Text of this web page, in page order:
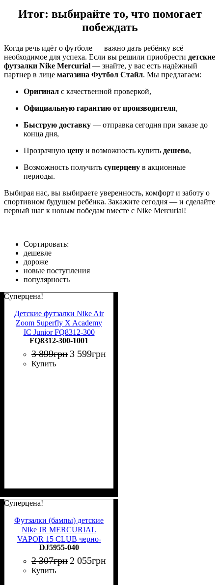
Итог: выбирайте то, что помогает
побеждать
Когда речь идёт о футболе — важно дать ребёнку всё
необходимое для успеха. Если вы решили приобрести детские
футзалки Nike Mercurial — знайте, у вас есть надёжный
партнер в лице магазина Футбол Стайл. Мы предлагаем:
Оригинал с качественной проверкой,
Официальную гарантию от производителя,
Быструю доставку — отправка сегодня при заказе до
конца дня,
Прозрачную цену и возможность купить дешево,
Возможность получить суперцену в акционные
периоды.
Выбирая нас, вы выбираете уверенность, комфорт и заботу о
спортивном будущем ребёнка. Закажите сегодня — и сделайте
первый шаг к новым победам вместе с Nike Mercurial!
Сортировать:
дешевле
дороже
новые поступления
популярность
Суперцена!
Детские футзалки Nike Air
Zoom Superfly X Academy
IC Junior FQ8312-300
FQ8312-300-1001
3 899грн 3 599грн
Купить
Суперцена!
Футзалки (бампы) детские
Nike JR MERCURIAL
VAPOR 15 CLUB черно-
синие DJ5955-040
DJ5955-040
2 307грн 2 055грн
Купить